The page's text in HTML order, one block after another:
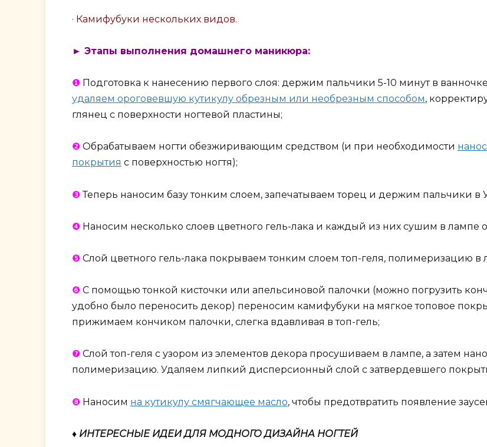
· Камифубуки нескольких видов.
► Этапы выполнения домашнего маникюра:
❶ Подготовка к нанесению первого слоя: держим пальчики 5-10 минут в
удаляем ороговевшую кутикулу обрезным или необрезным способом,
глянец с поверхности ногтевой пластины;
❷ Обрабатываем ногти обезжиривающим средством (и при необходимости
покрытия с поверхностью ногтя);
❸Теперь наносим базу тонким слоем, запечатываем торец и держим пальчики в
❹ Наносим несколько слоев цветного гель-лака и каждый из них сушим в лампе
❺ Слой цветного гель-лака покрываем тонким слоем топ-геля, полимеризацию в
❻ С помощью тонкой кисточки или апельсиновой палочки (можно погрузить
удобно было переносить декор) переносим камифубуки на мягкое топовое
прижимаем кончиком палочки, слегка вдавливая в топ-гель;
❼ Слой топ-геля с узором из элементов декора просушиваем в лампе, а затем
полимеризацию. Удаляем липкий дисперсионный слой с затвердевшего
❽ Наносим на кутикулу смягчающее масло, чтобы предотвратить появление
♦ ИНТЕРЕСНЫЕ ИДЕИ ДЛЯ МОДНОГО ДИЗАЙНА НОГТЕЙ